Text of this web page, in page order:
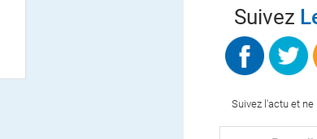
Suivez
Suivez l'actu et